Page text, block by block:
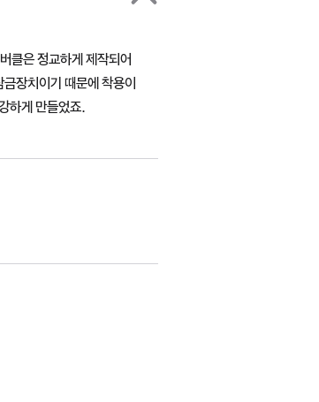
클은 정교하게 제작되어
장치이기 때문에 착용이
하게 만들었죠.